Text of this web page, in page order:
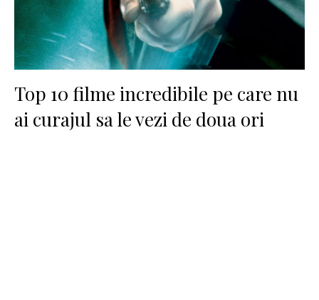
Top 10 filme incredibile pe care nu
ai curajul sa le vezi de doua ori